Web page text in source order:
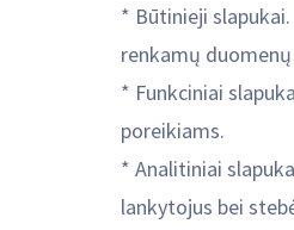
* Būtinieji
renkamų
* Funkciniai
poreikiams.
* Analitiniai
lankytojus bei